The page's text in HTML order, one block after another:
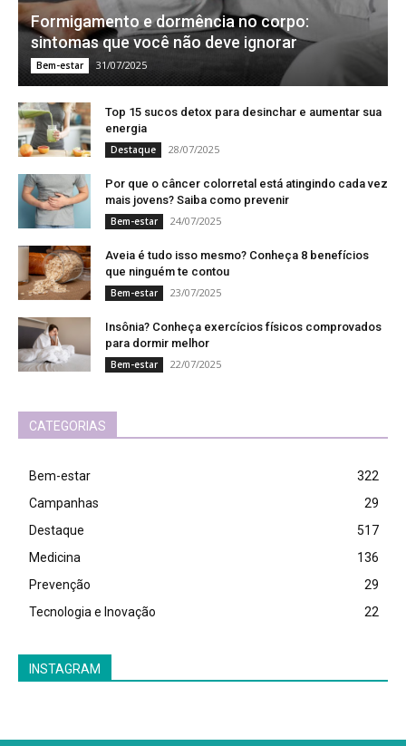
Formigamento e dormência no corpo:
sintomas que você não deve ignorar
Bem-estar 31/07/2025
Top 15 sucos detox para desinchar e aumentar sua
energia
Destaque 28/07/2025
Por que o câncer colorretal está atingindo cada vez
mais jovens? Saiba como prevenir
Bem-estar 24/07/2025
Aveia é tudo isso mesmo? Conheça 8 benefícios
que ninguém te contou
Bem-estar 23/07/2025
Insônia? Conheça exercícios físicos comprovados
para dormir melhor
Bem-estar 22/07/2025
CATEGORIAS
Bem-estar
322
Campanhas
29
Destaque
517
Medicina
136
Prevenção
29
Tecnologia e Inovação
22
INSTAGRAM